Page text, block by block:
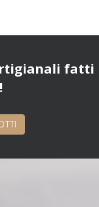
fatti